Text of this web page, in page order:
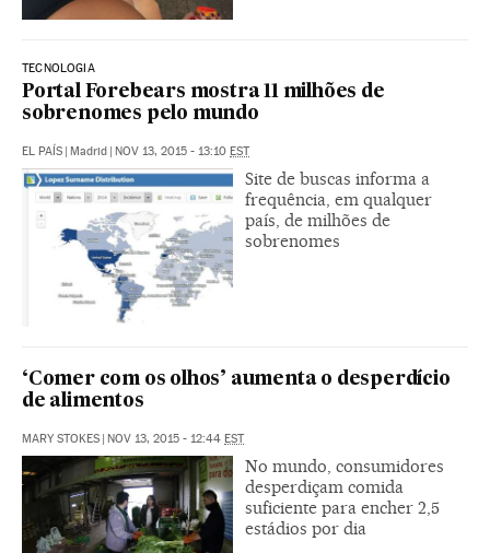
TECNOLOGIA
Portal Forebears mostra 11 milhões de
sobrenomes pelo mundo
EL PAÍS | Madrid | NOV 13, 2015 - 13:10 EST
Site de buscas informa a
frequência, em qualquer
país, de milhões de
sobrenomes
‘Comer com os olhos’ aumenta o desperdício
de alimentos
MARY STOKES | NOV 13, 2015 - 12:44 EST
No mundo, consumidores
desperdiçam comida
suficiente para encher 2,5
estádios por dia